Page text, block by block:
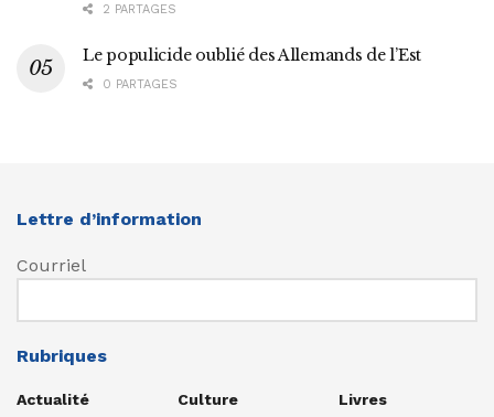
2 PARTAGES
Le populicide oublié des Allemands de l’Est
0 PARTAGES
Lettre d’information
Courriel
Rubriques
Actualité
Culture
Livres